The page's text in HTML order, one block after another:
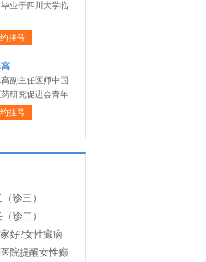
业于四川大学临
挂号
副主任医师中国
研究促进会青年
挂号
诊三）
诊二）
好?女性癫痫
院提醒女性癫